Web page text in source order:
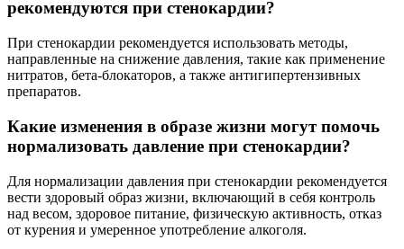
рекомендуются при стенокардии?
При стенокардии рекомендуется использовать методы,
направленные на снижение давления, такие как применение
нитратов, бета-блокаторов, а также антигипертензивных
препаратов.
Какие изменения в образе жизни могут помочь
нормализовать давление при стенокардии?
Для нормализации давления при стенокардии рекомендуется
вести здоровый образ жизни, включающий в себя контроль
над весом, здоровое питание, физическую активность, отказ
от курения и умеренное употребление алкоголя.